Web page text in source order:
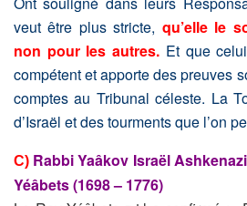
veut être plus stricte, qu’elle le
non pour les autres. Et que
compétent et apporte des preuves
comptes au Tribunal céleste. La
d’Israël et des tourments que l’on
C) Rabbi Yaâkov Israël
Yéâbets (1698 – 1776)